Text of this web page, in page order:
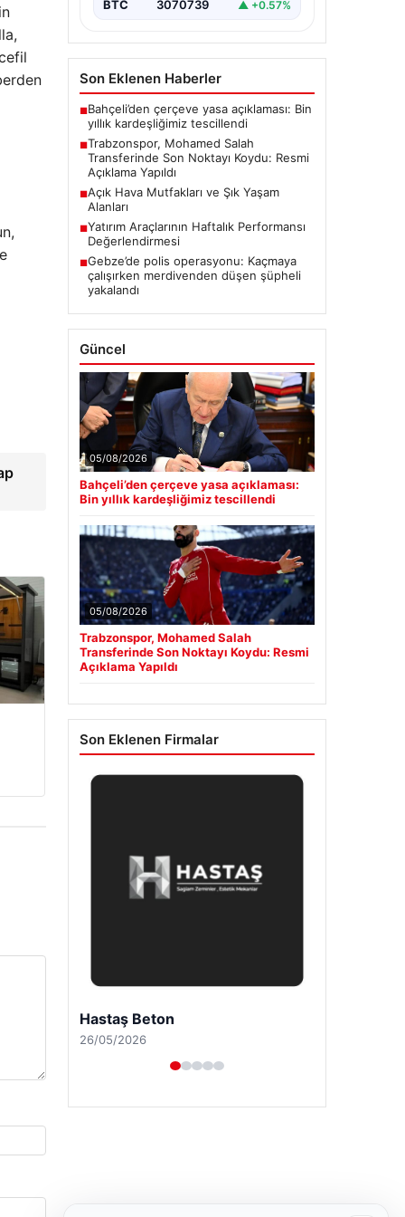
BTC 3070739 ▲ +0.57%
Son Eklenen Haberler
■Bahçeli’den çerçeve yasa açıklaması: Bin
yıllık kardeşliğimiz tescillendi
■Trabzonspor, Mohamed Salah
Transferinde Son Noktayı Koydu: Resmi
Açıklama Yapıldı
■Açık Hava Mutfakları ve Şık Yaşam
Alanları
■Yatırım Araçlarının Haftalık Performansı
Değerlendirmesi
■Gebze’de polis operasyonu: Kaçmaya
çalışırken merdivenden düşen şüpheli
yakalandı
Güncel
05/08/2026
Bahçeli’den çerçeve yasa açıklaması:
Bin yıllık kardeşliğimiz tescillendi
05/08/2026
Trabzonspor, Mohamed Salah
Transferinde Son Noktayı Koydu: Resmi
Açıklama Yapıldı
Son Eklenen Firmalar
Hastaş Beton
26/05/2026